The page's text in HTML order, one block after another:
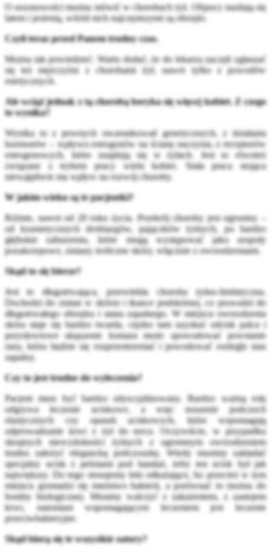
O sezonowości można mówić w chorobach żył. Objawy nasilają się
latem i jesienią, wśród nich najczęstszymi są obrzęki.
Czyli teraz przed Panem trudny czas.
Można tak powiedzieć. Warto dodać, że do lekarza zaczęli zgłaszać
się też mężczyźni z chorobami żył, nawet tylko z powodów
estetycznych.
Ale wciąż jednak z tą chorobą boryka się więcej kobiet. Z czego
to wynika?
Wynika to z pewnych uwarunkowań genetycznych, z działania
hormonów – wpływu estrogenów na ścianę naczynia, z receptorów
estrogenowych, które znajdują się w żyłach. Jest to również
związane z trybem pracy wielu kobiet. Stała praca stojąca
niewątpliwie ma wpływ na rozwój choroby.
W jakim wieku są te pacjentki?
Różnie, nawet od 20 roku życia. Przekrój choroby jest ogromny –
od kosmetycznych drobiazgów, pajączków żylnych, po bardzo
głębokie zaburzenia, które mogą występować jako zespoły
pozakrzepowe, zmiany troficzne skóry, włącznie z owrzodzeniami.
Skąd to się bierze?
Jest to długotrwająca, przewlekła choroba żylno-limfatyczna.
Dochodzi do zmian w skórze i tkance podskórnej, co prowadzi do
długotrwałego obrzęku i stanu zapalnego. W miejscu owrzodzenia
skóra staje się bardzo twarda, ciężko tam uzyskać odcisk palca i
przysłowiowe ukąszenie komara może spowodować powstanie
rany, która będzie się rozprzestrzeniać i powodować rozległy stan
zapalny.
Czy to jest trudne do wyleczenia?
Pacjent musi być bardzo zdyscyplinowany. Bardzo ważną rolę
odgrywa leczenie uciskowe, a więc noszenie pończoch
elastycznych czy opasek uciskowych, które wspomagają
odprowadzanie krwi z żył do serca. Oczywiście, w przypadku
skrajnych niewydolności żylnych z ogromnym owrzodzeniem
trudno założyć elegancką pończoszkę. Wtedy musimy zakładać
specjalny ucisk z pelotami pod bandaż, żeby ten ucisk był jak
największy. Do tego stosujemy leki odkażające, bo przecież w tym
miejscu gromadzi się mnóstwo bakterii, a porównać to można do
bomby biologicznej. Musimy walczyć z zakażeniem, z zastojem
krwi, natomiast wspomagającym leczeniem jest leczenie
przeciwbakteryjne.
Skąd biorą się te wszystkie zatory?